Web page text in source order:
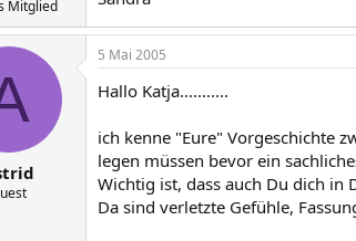
Mitglied
5 Mai 2005
Hallo Katja...........
ich kenne "Eure" Vorgeschichte
legen müssen bevor ein
Wichtig ist, dass auch Du dich in
Da sind verletzte Gefühle,